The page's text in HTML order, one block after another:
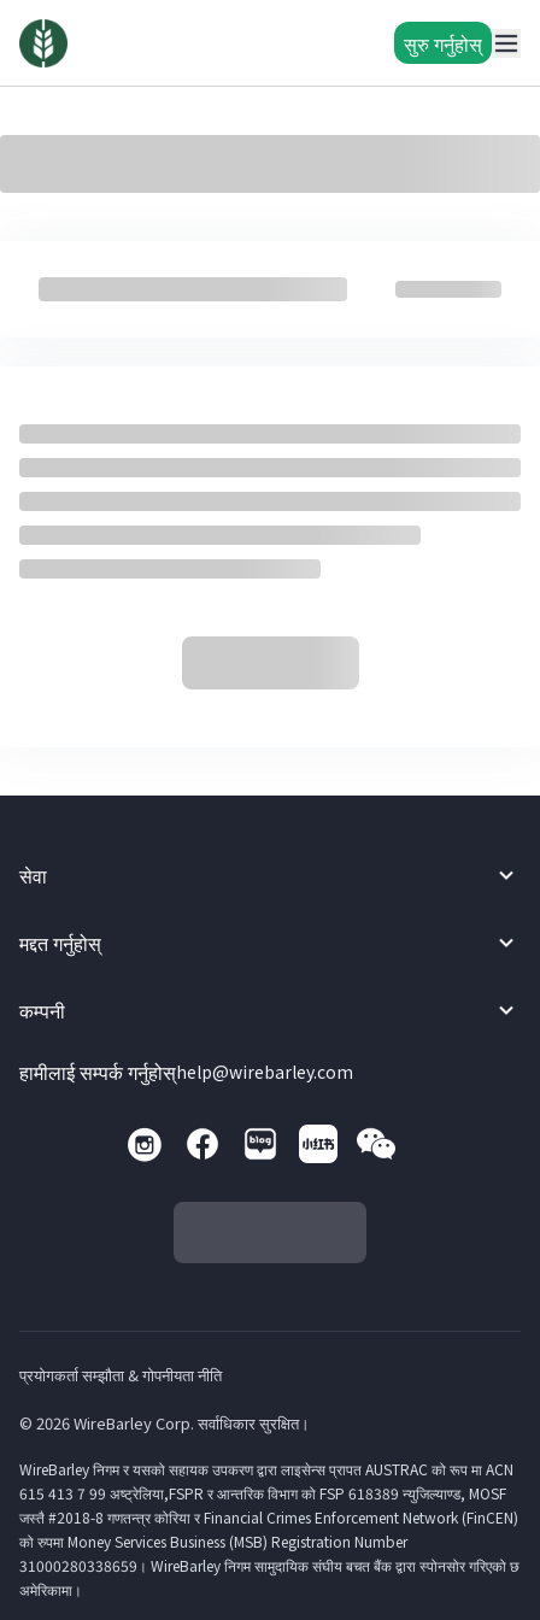
सुरु गर्नुहोस्
सेवा
मद्दत गर्नुहोस्
कम्पनी
हामीलाई सम्पर्क गर्नुहोस्help@wirebarley.com
प्रयोगकर्ता सम्झौता & गोपनीयता नीति
© 2026 WireBarley Corp. सर्वाधिकार सुरक्षित।
WireBarley निगम र यसको सहायक उपकरण द्वारा लाइसेन्स प्रापत AUSTRAC को रूप मा ACN
615 413 7 99 अष्ट्रेलिया,FSPR र आन्तरिक विभाग को FSP 618389 न्युजिल्याण्ड, MOSF
जस्तै #2018-8 गणतन्त्र कोरिया र Financial Crimes Enforcement Network (FinCEN)
को रुपमा Money Services Business (MSB) Registration Number
31000280338659। WireBarley निगम सामुदायिक संघीय बचत बैंक द्वारा स्पोनसोर गरिएको छ
अमेरिकामा।